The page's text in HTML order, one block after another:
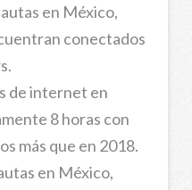
en México,
conectados
de internet en
8 horas con
más que en 2018.
en México,